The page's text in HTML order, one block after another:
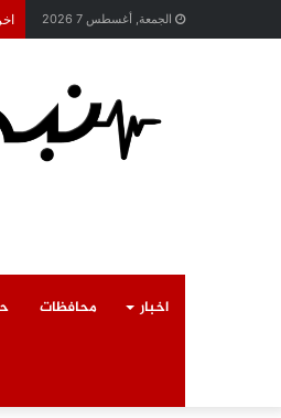
الجمعة, أغسطس 7 2026
اخبار محافظات